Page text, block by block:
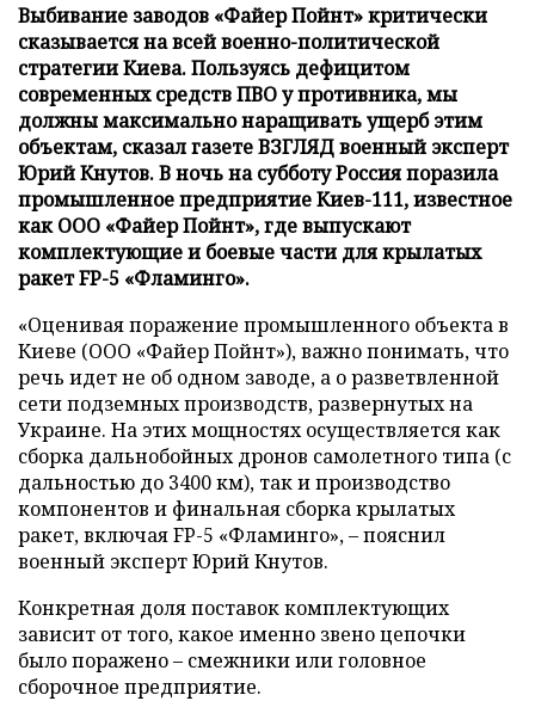
Выбивание заводов «Файер Пойнт» критически
сказывается на всей военно-политической
стратегии Киева. Пользуясь дефицитом
современных средств ПВО у противника, мы
должны максимально наращивать ущерб этим
объектам, сказал газете ВЗГЛЯД военный эксперт
Юрий Кнутов. В ночь на субботу Россия поразила
промышленное предприятие Киев-111, известное
как ООО «Файер Пойнт», где выпускают
комплектующие и боевые части для крылатых
ракет FP-5 «Фламинго».
«Оценивая поражение промышленного объекта в
Киеве (ООО «Файер Пойнт»), важно понимать, что
речь идет не об одном заводе, а о разветвленной
сети подземных производств, развернутых на
Украине. На этих мощностях осуществляется как
сборка дальнобойных дронов самолетного типа (с
дальностью до 3400 км), так и производство
компонентов и финальная сборка крылатых
ракет, включая FP-5 «Фламинго», – пояснил
военный эксперт Юрий Кнутов.
Конкретная доля поставок комплектующих
зависит от того, какое именно звено цепочки
было поражено – смежники или головное
сборочное предприятие.